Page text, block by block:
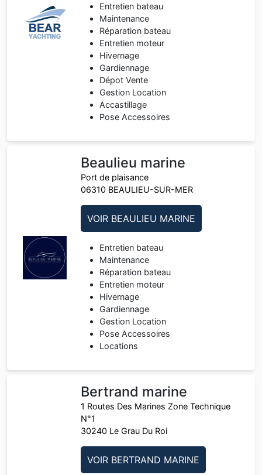
Entretien bateau
Maintenance
Réparation bateau
Entretien moteur
Hivernage
Gardiennage
Dépot Vente
Gestion Location
Accastillage
Pose Accessoires
Beaulieu marine
Port de plaisance
06310 BEAULIEU-SUR-MER
VOIR BEAULIEU MARINE
Entretien bateau
Maintenance
Réparation bateau
Entretien moteur
Hivernage
Gardiennage
Gestion Location
Pose Accessoires
Locations
Bertrand marine
1 Routes Des Marines Zone Technique
N°1
30240 Le Grau Du Roi
VOIR BERTRAND MARINE